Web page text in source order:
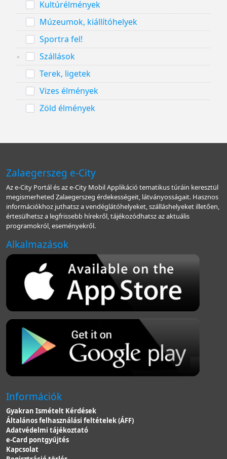
Kultúrélmények
Múzeumok, kiállítóhelyek
Sportra fel!
Szállások
Terek, ligetek
Vizes élmények
Zöld élmények
Zalaegerszeg e-City
Az e-City Portál és az e-City Mobil Applikáció tematikus túráin keresztül
megismerheted Zalaegerszeg érdekességeit, látványosságait. Hasznos
információkhoz juthatsz a vendéglátóhelyeket, szálláshelyeket illetően,
értesülhetsz a legfrissebb hírekről, tájékozódhatsz az aktuális
programokról, eseményekről.
Alkalmazások
Információk
Gyakran Ismételt Kérdések
Általános felhasználási feltételek (ÁFF)
Adatvédelmi tájékoztató
e-Card pontgyűjtés
Kapcsolat